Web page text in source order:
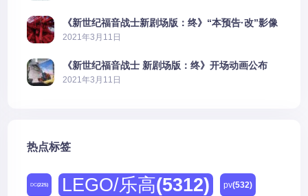
《新世纪福音战士新剧场版：终》“本预告·改”影像
公开
2021年3月11日
《新世纪福音战士 新剧场版：终》开场动画公布
2021年3月11日
热点标签
DC(225) LEGO/乐高(5312) pv(532)